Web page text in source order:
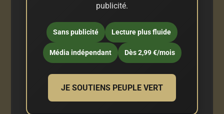
publicité.
Sans publicité Lecture plus fluide
Média indépendant Dès 2,99 €/mois
JE SOUTIENS PEUPLE VERT